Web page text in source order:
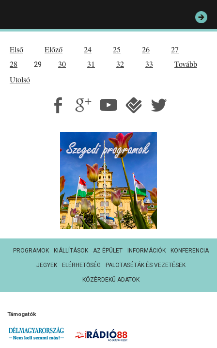
Első Előző 24 25 26
27
28
29 30 31 32 33
Tovább
Utolsó
PROGRAMOK KIÁLLÍTÁSOK AZ ÉPÜLET INFORMÁCIÓK KONFERENCIA
JEGYEK ELÉRHETŐSÉG PALOTASÉTÁK ÉS VEZETÉSEK
KÖZÉRDEKŰ ADATOK
Támogatók